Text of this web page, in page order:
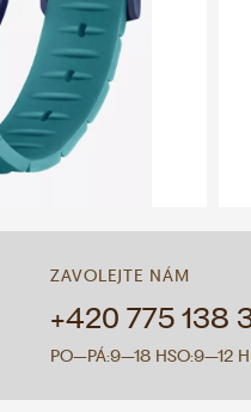
ZAVOLEJTE NÁM
+420 775 138
PO–PÁ:9–18 HSO:9–12 H